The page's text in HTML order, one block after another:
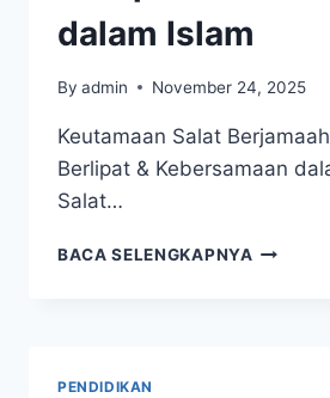
dalam Islam
By admin November 24, 2025
Keutamaan Salat
Berlipat & Kebersamaan
Salat…
BACA SELENGKAPNYA
PENDIDIKAN